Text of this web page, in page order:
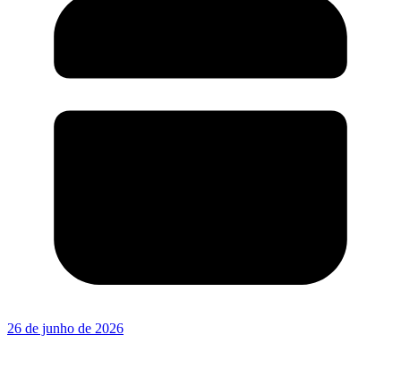
26 de junho de 2026